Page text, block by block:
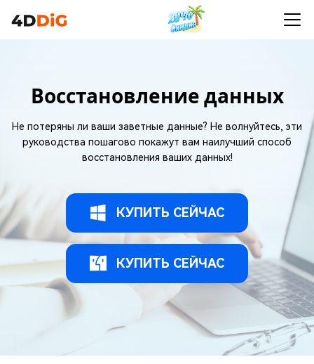
Восстановление данных
Не потеряны ли ваши заветные данные? Не волнуйтесь, эти
руководства пошагово покажут вам наилучший способ
восстановления ваших данных!
КУПИТЬ СЕЙЧАС
КУПИТЬ СЕЙЧАС